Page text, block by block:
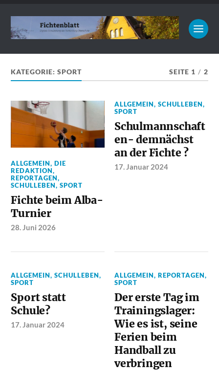
KATEGORIE:SPORT SEITE 1 / 2
ALLGEMEIN,DIE
REDAKTION,
REPORTAGEN,
SCHULLEBEN,SPORT
Fichte beim Alba-
Turnier
28. Juni 2026
ALLGEMEIN,SCHULLEBEN,
SPORT
Schulmannschaft
en- demnächst
an der Fichte ?
17. Januar 2024
ALLGEMEIN,SCHULLEBEN,
SPORT
Sport statt
Schule?
17. Januar 2024
ALLGEMEIN,REPORTAGEN,
SPORT
Der erste Tag im
Trainingslager:
Wie es ist, seine
Ferien beim
Handball zu
verbringen